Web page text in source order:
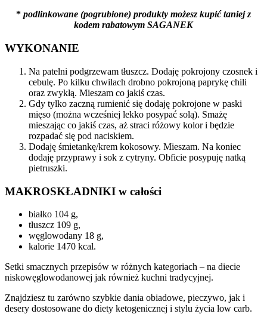
* podlinkowane (pogrubione) produkty możesz kupić taniej z
kodem rabatowym SAGANEK
WYKONANIE
Na patelni podgrzewam tłuszcz. Dodaję pokrojony czosnek i
cebulę. Po kilku chwilach drobno pokrojoną paprykę chili
oraz zwykłą. Mieszam co jakiś czas.
Gdy tylko zaczną rumienić się dodaję pokrojone w paski
mięso (można wcześniej lekko posypać solą). Smażę
mieszając co jakiś czas, aż straci różowy kolor i będzie
rozpadać się pod naciskiem.
Dodaję śmietankę/krem kokosowy. Mieszam. Na koniec
dodaję przyprawy i sok z cytryny. Obficie posypuję natką
pietruszki.
MAKROSKŁADNIKI w całości
białko 104 g,
tłuszcz 109 g,
węglowodany 18 g,
kalorie 1470 kcal.
Setki smacznych przepisów w różnych kategoriach – na diecie
niskowęglowodanowej jak również kuchni tradycyjnej.
Znajdziesz tu zarówno szybkie dania obiadowe, pieczywo, jak i
desery dostosowane do diety ketogenicznej i stylu życia low carb.